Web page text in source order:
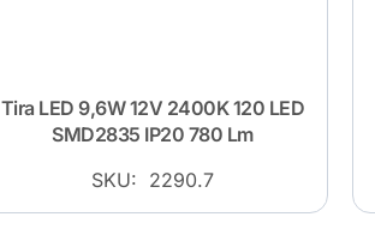
Tira LED 9,6W 12V 2400K 120 LED
SMD2835 IP20 780 Lm
SKU: 2290.7